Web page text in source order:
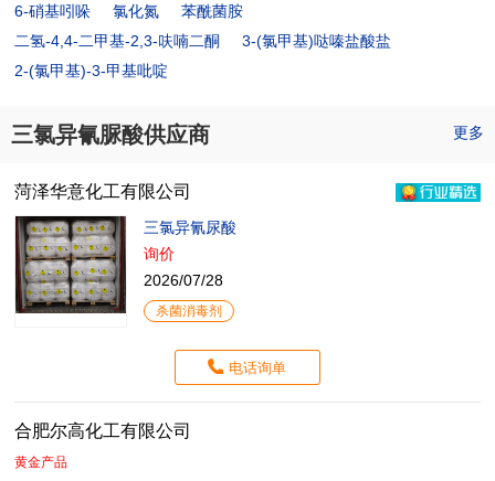
6-硝基吲哚
氯化氮
苯酰菌胺
二氢-4,4-二甲基-2,3-呋喃二酮
3-(氯甲基)哒嗪盐酸盐
2-(氯甲基)-3-甲基吡啶
三氯异氰脲酸供应商 更多
菏泽华意化工有限公司
三氯异氰尿酸
询价
2026/07/28
杀菌消毒剂
电话询单
合肥尔高化工有限公司
黄金产品